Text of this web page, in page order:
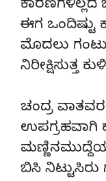
ಕಾರಣಗಳಿಲ್ಲದೆ
ಈಗ ಒಂದಿಷ್ಟು
ಮೊದಲು
ನಿರೀಕ್ಷಿಸುತ್ತ
ಚಂದ್ರ
ಉಪಗ್ರಹವಾಗಿ
ಬಿಸಿ